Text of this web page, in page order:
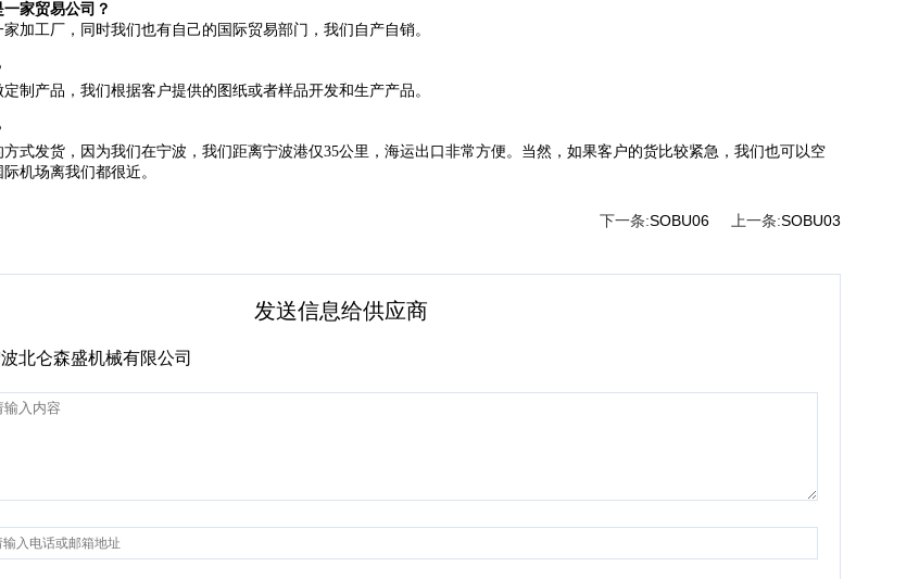
家贸易公司？
加工厂，同时我们也有自己的国际贸易部门，我们自产自销。
制产品，我们根据客户提供的图纸或者样品开发和生产产品。
式发货，因为我们在宁波，我们距离宁波港仅35公里，海运出口非常方便。当然，如果客户的货比较紧急，我们也可以空
机场离我们都很近。
上一条:SOBU03
下一条:SOBU06
发送信息给供应商
北仑森盛机械有限公司